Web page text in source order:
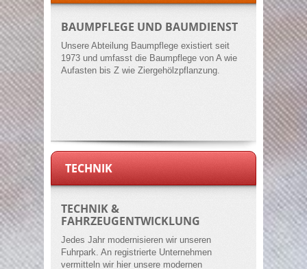
BAUMPFLEGE UND BAUMDIENST
Unsere Abteilung Baumpflege existiert seit
1973 und umfasst die Baumpflege von A wie
Aufasten bis Z wie Ziergehölzpflanzung.
TECHNIK
TECHNIK &
FAHRZEUGENTWICKLUNG
Jedes Jahr modernisieren wir unseren
Fuhrpark. An registrierte Unternehmen
vermitteln wir hier unsere modernen